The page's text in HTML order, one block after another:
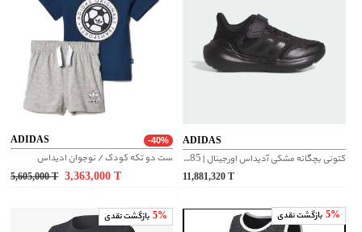
ADIDAS -40%
ست دو تکه کودک / نوجوان ادیداس
5,605,000 T 3,363,000
ADIDAS
کتونی بچگانه مشکی آدیداس اورجینال | IE5985
11,881,320
5% بازگشت نقدی 5% بازگشت نقدی